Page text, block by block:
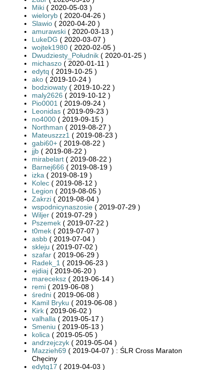
Miki ( 2020-05-03 )
wieloryb ( 2020-04-26 )
Slawio ( 2020-04-20 )
amurawski ( 2020-03-13 )
LukeDG ( 2020-03-07 )
wojtek1980 ( 2020-02-05 )
Dwudziesty_Południk ( 2020-01-25 )
michaszo ( 2020-01-11 )
edytq ( 2019-10-25 )
ako ( 2019-10-24 )
bodziowaty ( 2019-10-22 )
maly2626 ( 2019-10-12 )
Pio0001 ( 2019-09-24 )
Leonidas ( 2019-09-23 )
no4000 ( 2019-09-15 )
Northman ( 2019-08-27 )
Mateuszzz1 ( 2019-08-23 )
gabi60+ ( 2019-08-22 )
jjb ( 2019-08-22 )
mirabelart ( 2019-08-22 )
Barnej666 ( 2019-08-19 )
izka ( 2019-08-19 )
Kolec ( 2019-08-12 )
Legion ( 2019-08-05 )
Zakrzi ( 2019-08-04 )
wspodnicynaszosie ( 2019-07-29 )
Wiljer ( 2019-07-29 )
Pszemek ( 2019-07-22 )
t0mek ( 2019-07-07 )
asbb ( 2019-07-04 )
skleju ( 2019-07-02 )
szafar ( 2019-06-29 )
Radek_1 ( 2019-06-23 )
ejdiaj ( 2019-06-20 )
mareceksz ( 2019-06-14 )
remi ( 2019-06-08 )
średni ( 2019-06-08 )
Kamil Bryku ( 2019-06-08 )
Kirk ( 2019-06-02 )
valhalla ( 2019-05-17 )
Smeniu ( 2019-05-13 )
kolica ( 2019-05-05 )
andrzejczyk ( 2019-05-04 )
Mazzieh69 ( 2019-04-07 ) : ŚLR Cross Maraton
Chęciny
edytq17 ( 2019-04-03 )